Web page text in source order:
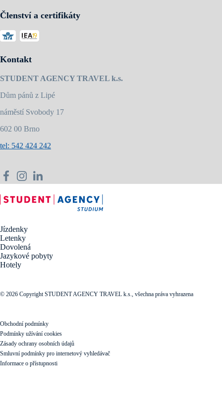
Členství a certifikáty
Kontakt
STUDENT AGENCY TRAVEL k.s.
Dům pánů z Lipé
náměstí Svobody 17
602 00 Brno
tel: 542 424 242
Jízdenky
Letenky
Dovolená
Jazykové pobyty
Hotely
© 2026 Copyright STUDENT AGENCY TRAVEL k.s., všechna práva vyhrazena
Obchodní podmínky
Podmínky užívání cookies
Zásady ochrany osobních údajů
Smluvní podmínky pro internetový vyhledávač
Informace o přístupnosti